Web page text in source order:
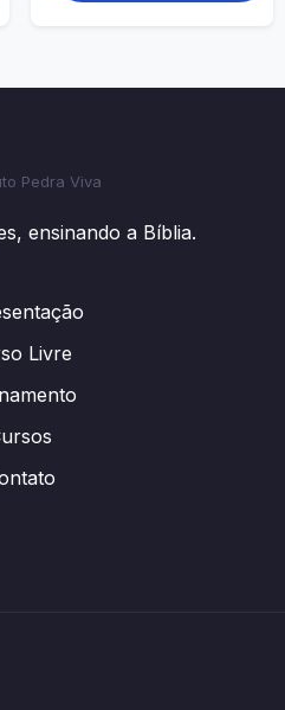
ensinando a Bíblia.
Livre